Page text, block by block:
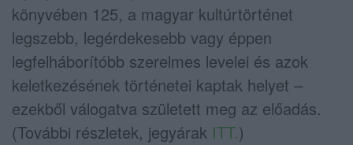
könyvében 125, a magyar kultúrtörténet
legszebb, legérdekesebb vagy éppen
legfelháborítóbb szerelmes levelei és azok
keletkezésének történetei kaptak helyet –
ezekből válogatva született meg az előadás.
(További részletek, jegyárak ITT.)